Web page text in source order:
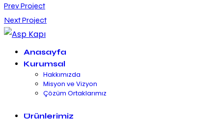
Prev Project
Next Project
Anasayfa
Kurumsal
Hakkımızda
Misyon ve Vizyon
Çözüm Ortaklarımız
Ürünlerimiz